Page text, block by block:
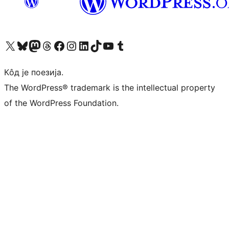
Visit our X (formerly Twitter) account
Посетите наш Bluesky налог
Visit our Mastodon account
Посетите наш налог на Threads-у Visit our Facebook page
Посетите наш Инстаграм налог
Visit our LinkedIn account
Посетите наш TikTok налог
Visit our YouTube channel
Посетите наш Tumblr налог
Кôд је поезија.
The WordPress® trademark is the intellectual property
of the WordPress Foundation.